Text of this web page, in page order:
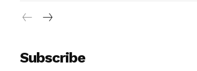
Subscribe